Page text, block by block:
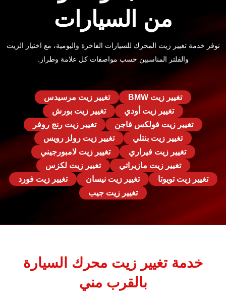
من السيارات
نوفر خدمة تغيير زيت المحرك للسيارات الفاخرة واليومية، مع اختيار الزيت
والفلتر المناسبين حسب مواصفات كل علامة وطراز.
تغيير زيت BMW
تغيير زيت مرسيدس
تغيير زيت أودي
تغيير زيت بورش
تغيير زيت فولكس فاجن
تغيير زيت رنج روفر
تغيير زيت بنتلي
تغيير زيت رولز رويس
تغيير زيت فيراري
تغيير زيت لامبورجيني
تغيير زيت مازيراتي
تغيير زيت لكزس
تغيير زيت تويوتا
تغيير زيت نيسان
تغيير زيت فورد
تغيير زيت جيب
خدمة تغيير زيت محرك السيارة
بالقرب مني